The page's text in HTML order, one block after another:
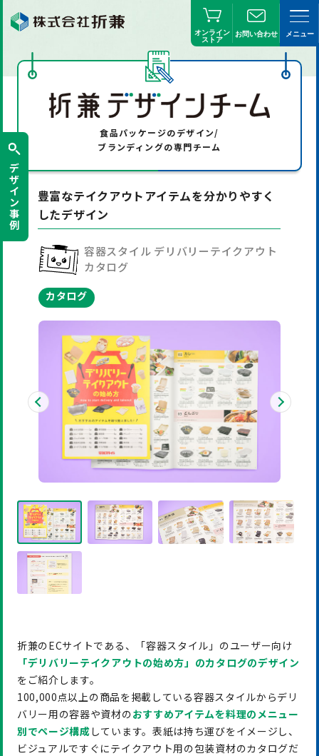
オンライン
ストア
お問い合わせ メニュー
デ
ザ
イ
ン
事
例
食品パッケージのデザイン/
ブランディングの専門チーム
豊富なテイクアウトアイテムを分かりやすく
したデザイン
容器スタイル デリバリーテイクアウト
カタログ
カタログ
折兼のECサイトである、「容器スタイル」のユーザー向け
「デリバリーテイクアウトの始め方」のカタログのデザイン
をご紹介します。
100,000点以上の商品を掲載している容器スタイルからデリ
バリー用の容器や資材のおすすめアイテムを料理のメニュー
別でページ構成 しています。表紙は持ち運びをイメージし、
ビジュアルですぐにテイクアウト用の包装資材のカタログだ